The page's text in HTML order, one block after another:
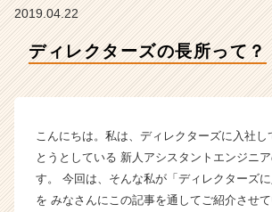
ャ
企
か
ら
ス
2019.04.22
ディレクターズの長所って？
こんにちは。私は、ディレクターズに入社
とうとしている 新人アシスタントエンジニ
す。 今回は、そんな私が「ディレクターズに
を みなさんにこの記事を通してご紹介させて